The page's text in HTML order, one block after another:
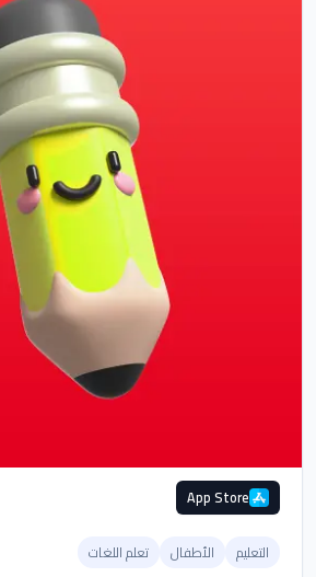
App Store
التعليم الأطفال تعلم اللغات